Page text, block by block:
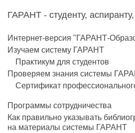
ГАРАНТ - студенту,
Интернет-версия "ГАРАНТ-
Изучаем систему ГАРАНТ
Практикум для студентов
Проверяем знания системы
Сертификат
Программы сотрудничества
Как правильно указывать
на материалы системы ГАРАНТ